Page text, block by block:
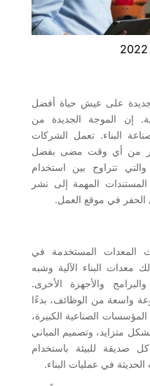
على عيش حياة أفضل
إن الموجة الجديدة من
البناء. تعمل الشركات
بكثير من أي وقت مضى بفضل
والتي تتراوح بين استخدام
المهمة إلى نشر
الحفر في موقع العمل.
المعدات المستخدمة في
معدات البناء الآلية وشبه
والأجهزة الأخرى.
واسعة من الوظائف، بدءًا
الصناعية الكبيرة،
متزايد، وتصميم المباني
صديقة للبيئة باستخدام
في عمليات البناء.